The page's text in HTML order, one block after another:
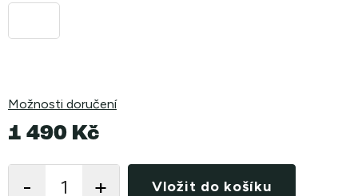
Možnosti doručení
1 490 Kč
cena:
Vložit do košíku